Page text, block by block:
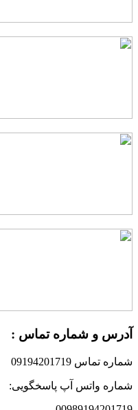
و شماره تماس :
تماس 09194201719
واتس آپ پاسخگویی: